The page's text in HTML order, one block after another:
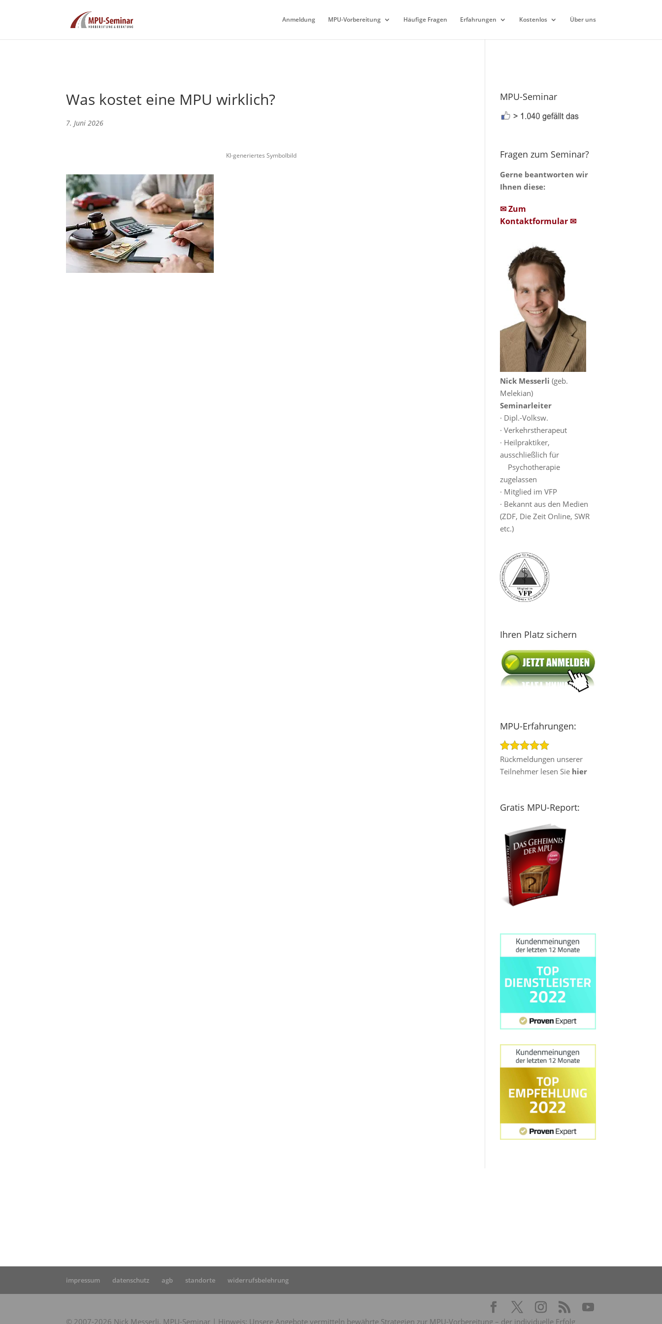
Anmeldung MPU-Vorbereitung Häufige Fragen Erfahrungen Kostenlos Über uns
Was kostet eine MPU wirklich?
7. Juni 2026
KI-generiertes Symbolbild
MPU-Seminar
Fragen zum Seminar?
Gerne beantworten wir
Ihnen diese:
✉ Zum
Kontaktformular ✉
Nick Messerli (geb.
Melekian)
Seminarleiter
· Dipl.-Volksw.
· Verkehrstherapeut
· Heilpraktiker,
ausschließlich für
Psychotherapie
zugelassen
· Mitglied im VFP
· Bekannt aus den Medien
(ZDF, Die Zeit Online, SWR
etc.)
Ihren Platz sichern
MPU-Erfahrungen:
Rückmeldungen unserer
Teilnehmer lesen Sie hier
Gratis MPU-Report:
impressum datenschutz agb standorte widerrufsbelehrung
© 2007-2026 Nick Messerli, MPU-Seminar | Hinweis: Unsere Angebote vermitteln bewährte Strategien zur MPU-Vorbereitung – der individuelle Erfolg